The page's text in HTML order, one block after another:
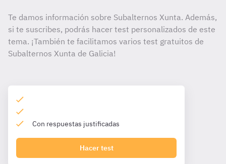
Te damos información sobre Subalternos Xunta. Además,
si te suscribes, podrás hacer test personalizados de este
tema. ¡También te facilitamos varios test gratuitos de
Subalternos Xunta de Galicia!
Con respuestas justificadas
Hacer test